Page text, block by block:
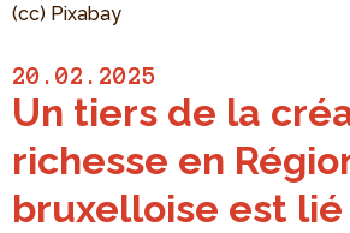
(cc) Pixabay
20.02.2025
Un tiers de la
richesse en
bruxelloise est lié